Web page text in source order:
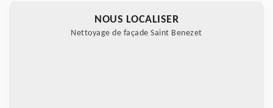
NOUS LOCALISER
Nettoyage de façade Saint Benezet